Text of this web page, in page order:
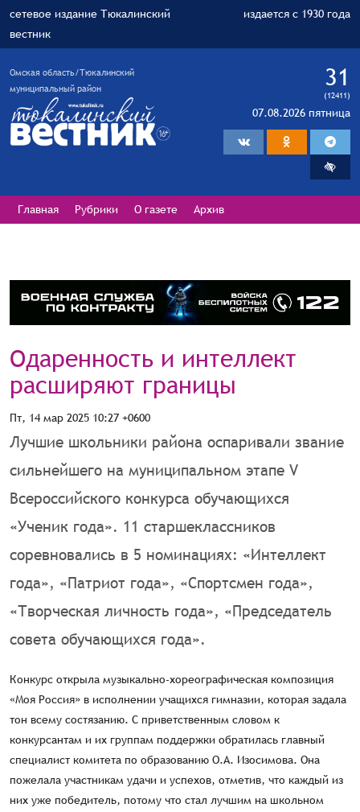
сетевое издание Тюкалинский
вестник
издается с 1930 года
Омская область/Тюкалинский
муниципальный район
31
(12411)
07.08.2026 пятница
Главная Рубрики О газете Архив
Одаренность и интеллект
расширяют границы
Пт, 14 мар 2025 10:27 +0600
Лучшие школьники района оспаривали звание
сильнейшего на муниципальном этапе V
Всероссийского конкурса обучающихся
«Ученик года». 11 старшеклассников
соревновались в 5 номинациях: «Интеллект
года», «Патриот года», «Спортсмен года»,
«Творческая личность года», «Председатель
совета обучающихся года».
Конкурс открыла музыкально-хореографическая композиция
«Моя Россия» в исполнении учащихся гимназии, которая задала
тон всему состязанию. С приветственным словом к
конкурсантам и их группам поддержки обратилась главный
специалист комитета по образованию О.А. Изосимова. Она
пожелала участникам удачи и успехов, отметив, что каждый из
них уже победитель, потому что стал лучшим на школьном